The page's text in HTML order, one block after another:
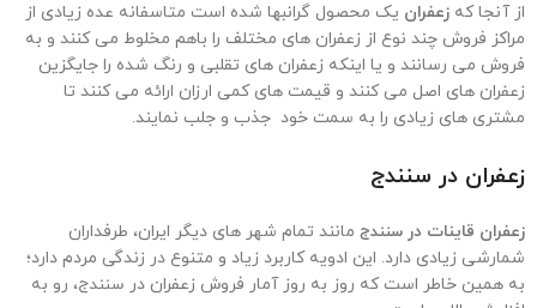
از آنجا که زعفران یک محصول گرانبها شده است متاسفانه عده زیادی از
مراکز فروش چند نوع از زعفران های مختلف را باهم مخلوط می کنند و به
فروش می رسانند و یا اینکه زعفران های تقلبی و رنگ شده را جایگزین
زعفران های اصل می کنند و قیمت های کمی ارزان ارائه می کنند تا
مشتری های زیادی را به سمت خود جذب و جلب نمایند.
زعفران در سنندج
زعفران قاینات در سنندج مانند تمام شهر های دیگر ایران، طرفداران
شمارشی زیادی دارد. این ادویه کاربرد زیاد و متنوع در زندگی مردم دارد؛
به همین خاطر است که روز به روز آمار فروش زعفران در سنندج، رو به